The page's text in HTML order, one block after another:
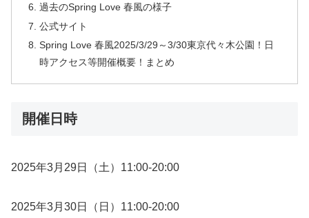
過去のSpring Love 春風の様子
公式サイト
Spring Love 春風2025/3/29～3/30東京代々木公園！日
時アクセス等開催概要！まとめ
開催日時
2025年3月29日（土）11:00-20:00
2025年3月30日（日）11:00-20:00